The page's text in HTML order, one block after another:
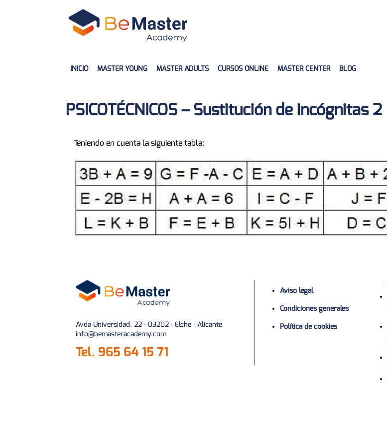
INICIO MASTER YOUNG MASTER ADULTS CURSOS ONLINE MASTER CENTER BLOG
PSICOTÉCNICOS – Sustitución de incógnitas 2
Teniendo en cuenta la siguiente tabla:
Avda Universidad, 22 · 03202 · Elche · Alicante
info@bemasteracademy.com
Tel. 965 64 15 71
Aviso legal
Condiciones generales
Política de cookies